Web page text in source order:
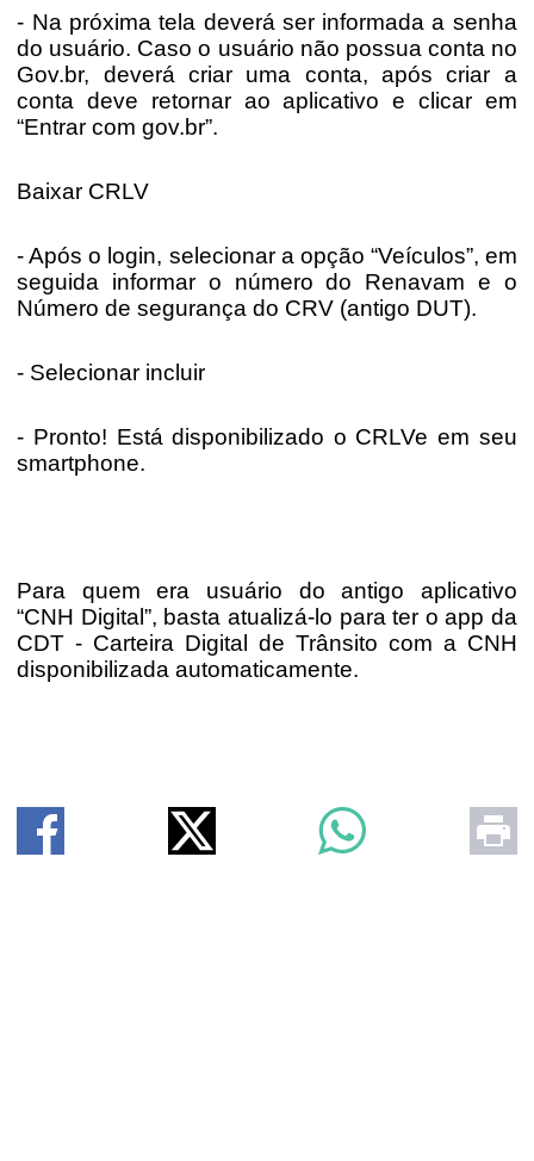
- Na próxima tela deverá ser informada a senha
do usuário. Caso o usuário não possua conta no
Gov.br, deverá criar uma conta, após criar a
conta deve retornar ao aplicativo e clicar em
“Entrar com gov.br”.
Baixar CRLV
- Após o login, selecionar a opção “Veículos”, em
seguida informar o número do Renavam e o
Número de segurança do CRV (antigo DUT).
- Selecionar incluir
- Pronto! Está disponibilizado o CRLVe em seu
smartphone.
Para quem era usuário do antigo aplicativo
“CNH Digital”, basta atualizá-lo para ter o app da
CDT - Carteira Digital de Trânsito com a CNH
disponibilizada automaticamente.